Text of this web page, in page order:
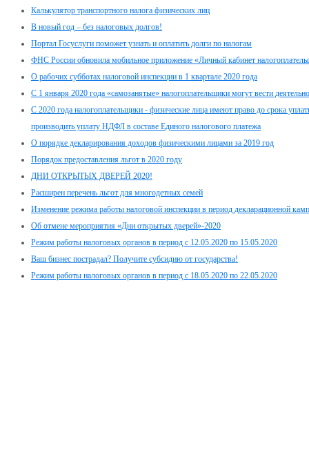
Калькулятор транспортного налога физических лиц
В новый год – без налоговых долгов!
Портал Госуслуги поможет узнать и оплатить долги по налогам
ФНС России обновила мобильное приложение «Личный кабинет
О рабочих субботах налоговой инспекции в 1 квартале 2020 года
С 1 января 2020 года «самозанятые» налогоплательщики могут вести
С 2020 года налогоплательщики - физические лица имеют право до срока
производить уплату НДФЛ в составе Единого налогового платежа
О порядке декларирования доходов физическими лицами за 2019 год
Порядок предоставления льгот в 2020 году
ДНИ ОТКРЫТЫХ ДВЕРЕЙ 2020!
Расширен перечень льгот для многодетных семей
Изменение режима работы налоговой инспекции в период декларационной
Об отмене мероприятия «Дни открытых дверей»-2020
Режим работы налоговых органов в период с 12.05.2020 по 15.05.2020
Ваш бизнес пострадал? Получите субсидию от государства!
Режим работы налоговых органов в период с 18.05.2020 по 22.05.2020